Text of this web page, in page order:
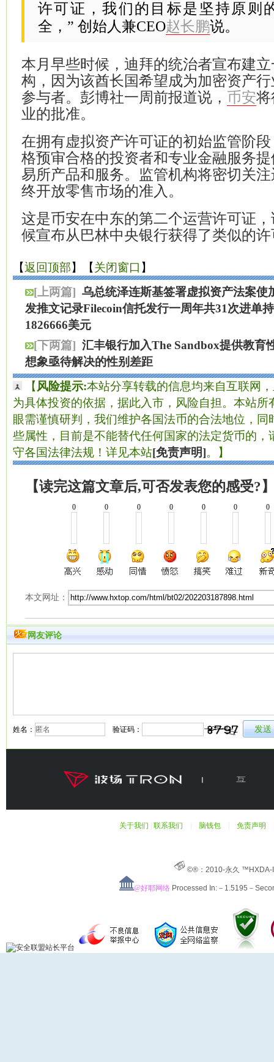
许可证，我们的目标是坚持原则
全，” 创始人兼CEO赵长鹏说。
本月早些时候，迪拜的统治者宣布建
构，因为该酋长国希望成为加密资产
参与者。彭博社一周前报道说， 币安
业的批准。
在拥有虚拟资产许可证的初始监管阶
格预审合格的投资者和专业金融服务
易所产品和服务。监管机构将密切关
终开放零售市场的准入。
这是币安在中东的第二个运营许可证
候宣布从巴林中央银行获得了类似的
【返回顶部】【关闭窗口 】
[上两篇] 乌总统泽连斯基签署虚拟资产法案使
发推文记录Filecoin信托发行一周年共31次进单
1826666美元
[下两篇] 汇丰银行加入The Sandbox提供教育
想象亟待解决的性别差距
【 风险提示:本站分享转载的信息均来自互联网
为具体投资的依据，据此入市，风险自担。本站所
眼需谨慎研判，我们维护各国法币的合法地位，
些属性，目前是不能替代任何国家的法定货币的，
守各国法律法规！详见本站[免责声明]。】
【读完这篇文章后,可否发表您的感受?
0 0 0 0 0 0 0
本文网址：
网友评论
姓名： 验证码：
关于我们 联系我们 脑钱包 免责声明
©®：2010-永久
@好耶网络 Processed In:－1.5195－